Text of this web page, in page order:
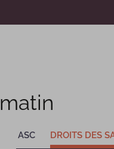
matin
ASC DROITS DES